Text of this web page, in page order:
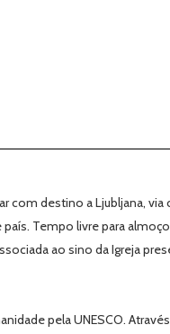
com destino a Ljubljana,
Tempo livre para
ao sino da Igreja
pela UNESCO.